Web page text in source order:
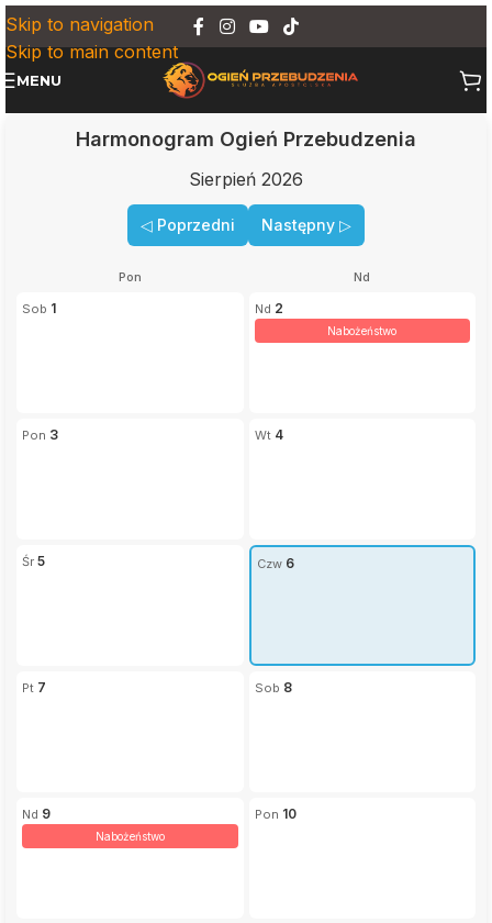
Skip to navigation
Skip to main content
MENU
Harmonogram Ogień Przebudzenia
◁ Poprzedni
Sierpień 2026
Następny ▷
Pon Nd
1 2
Nabożeństwo
3 4
5 6
7 8
9
Nabożeństwo
10